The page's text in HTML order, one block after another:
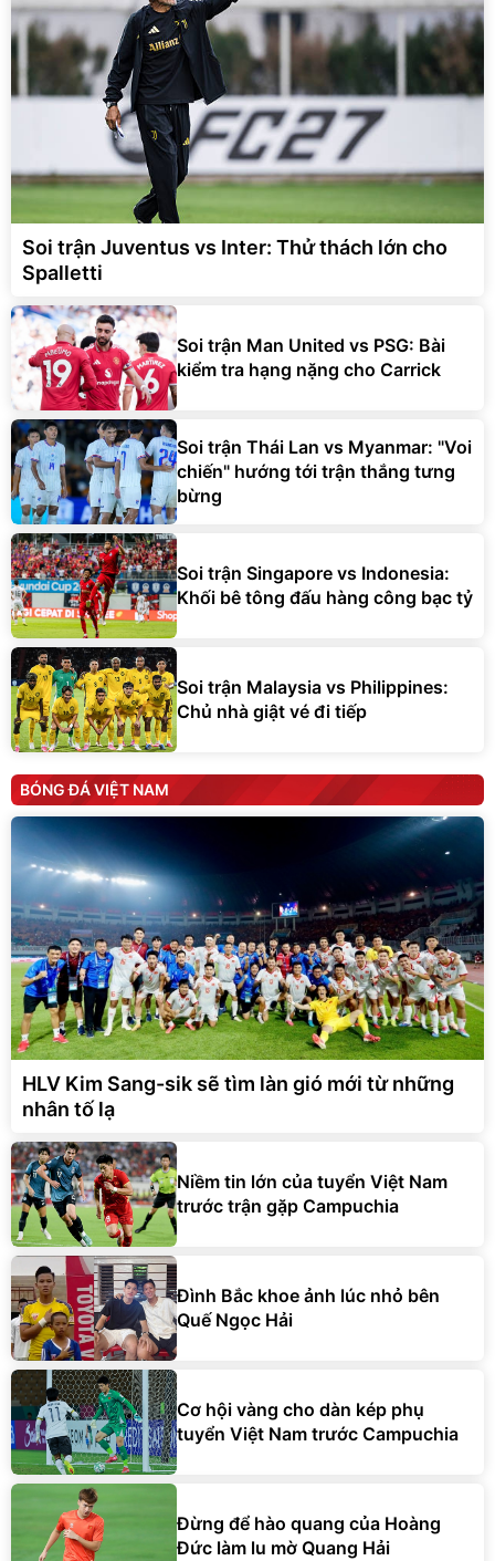
Soi trận Juventus vs Inter: Thử thách lớn cho
Spalletti
Soi trận Man United vs PSG: Bài
kiểm tra hạng nặng cho Carrick
Soi trận Thái Lan vs Myanmar: "Voi
chiến" hướng tới trận thắng tưng
bừng
Soi trận Singapore vs Indonesia:
Khối bê tông đấu hàng công bạc tỷ
Soi trận Malaysia vs Philippines:
Chủ nhà giật vé đi tiếp
BÓNG ĐÁ VIỆT NAM
HLV Kim Sang-sik sẽ tìm làn gió mới từ những
nhân tố lạ
Niềm tin lớn của tuyển Việt Nam
trước trận gặp Campuchia
Đình Bắc khoe ảnh lúc nhỏ bên
Quế Ngọc Hải
Cơ hội vàng cho dàn kép phụ
tuyển Việt Nam trước Campuchia
Đừng để hào quang của Hoàng
Đức làm lu mờ Quang Hải